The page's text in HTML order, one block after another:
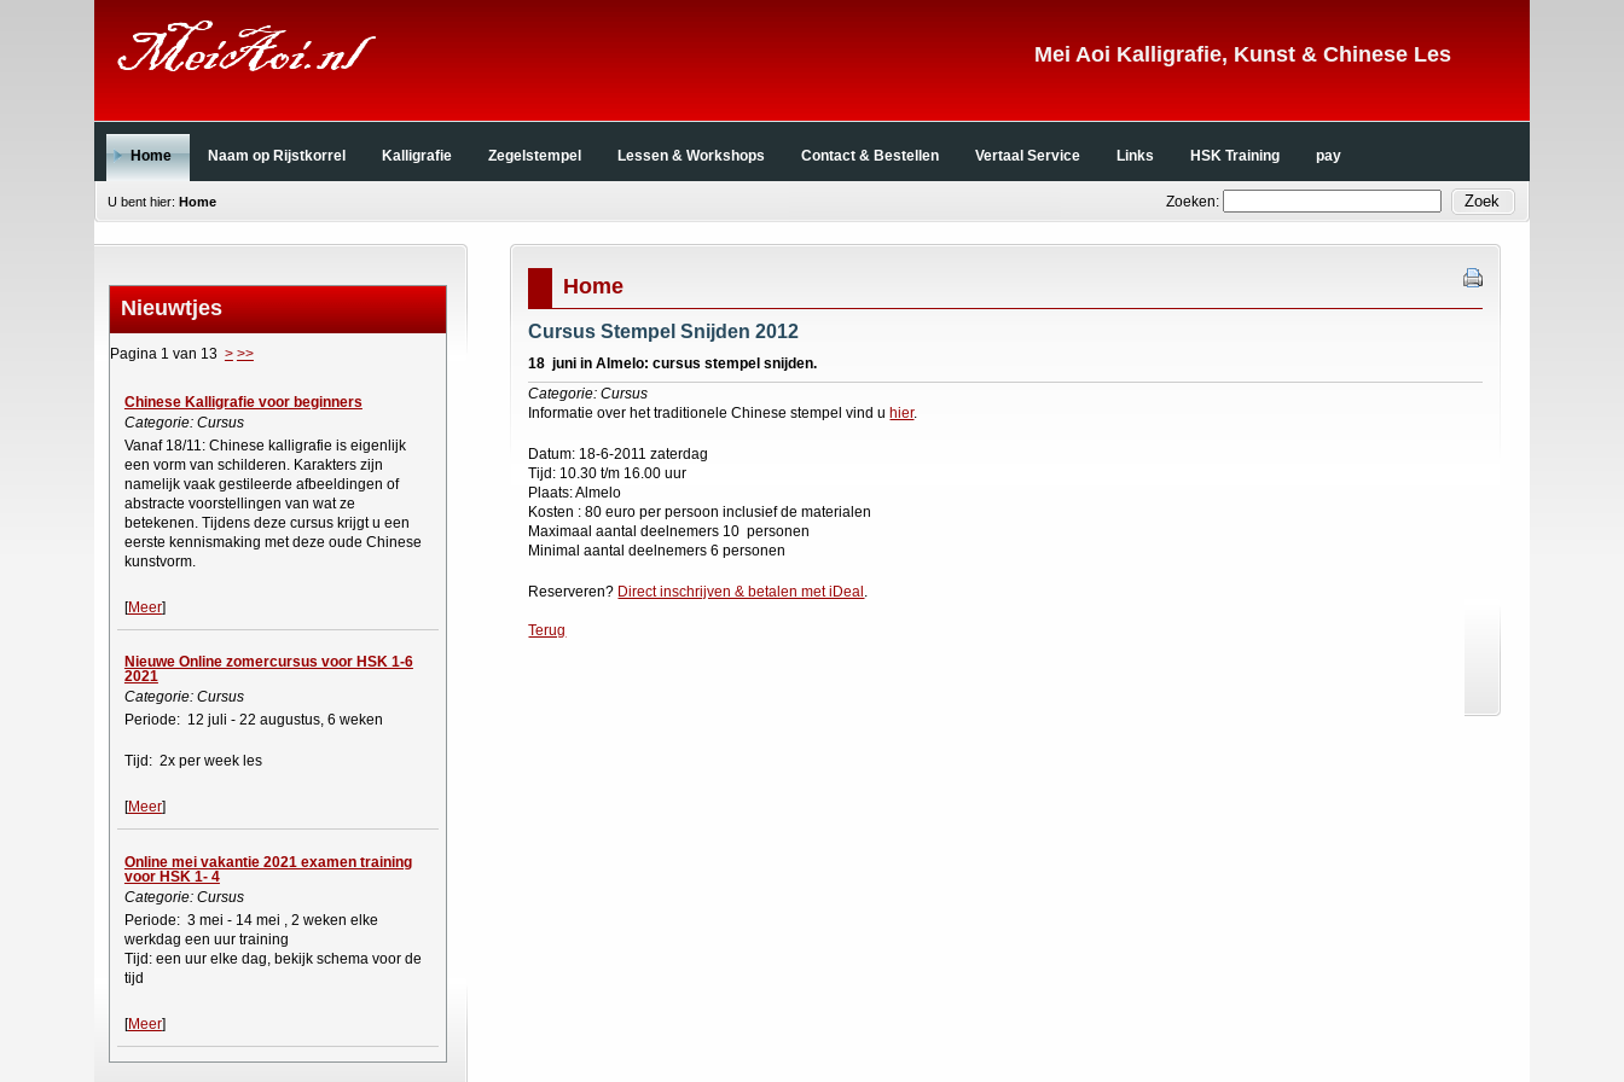
Mei Aoi Kalligrafie, Kunst & Chinese Les
Home Naam op Rijstkorrel Kalligrafie Zegelstempel Lessen & Workshops Contact & Bestellen Vertaal Service Links HSK Training pay
Zoeken:
U bent hier: Home
Nieuwtjes
Pagina 1 van 13 > >>
Chinese Kalligrafie voor beginners
Categorie: Cursus
Vanaf 18/11: Chinese kalligrafie is eigenlijk
een vorm van schilderen. Karakters zijn
namelijk vaak gestileerde afbeeldingen of
abstracte voorstellingen van wat ze
betekenen. Tijdens deze cursus krijgt u een
eerste kennismaking met deze oude Chinese
kunstvorm.
[Meer]
Nieuwe Online zomercursus voor HSK 1-6
2021
Categorie: Cursus
Periode: 12 juli - 22 augustus, 6 weken
Tijd: 2x per week les
[Meer]
Online mei vakantie 2021 examen training
voor HSK 1- 4
Categorie: Cursus
Periode: 3 mei - 14 mei , 2 weken elke
werkdag een uur training
Tijd: een uur elke dag, bekijk schema voor de
tijd
[Meer]
Home
Cursus Stempel Snijden 2012
18 juni in Almelo: cursus stempel snijden.
Categorie: Cursus
Informatie over het traditionele Chinese stempel vind u hier.
Datum: 18-6-2011 zaterdag
Tijd: 10.30 t/m 16.00 uur
Plaats: Almelo
Kosten : 80 euro per persoon inclusief de materialen
Maximaal aantal deelnemers 10 personen
Minimal aantal deelnemers 6 personen
Reserveren? Direct inschrijven & betalen met iDeal .
Terug